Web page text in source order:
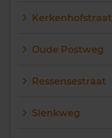
Kerkenhofstraat
Oude Postweg
Ressensestraat
Slenkweg